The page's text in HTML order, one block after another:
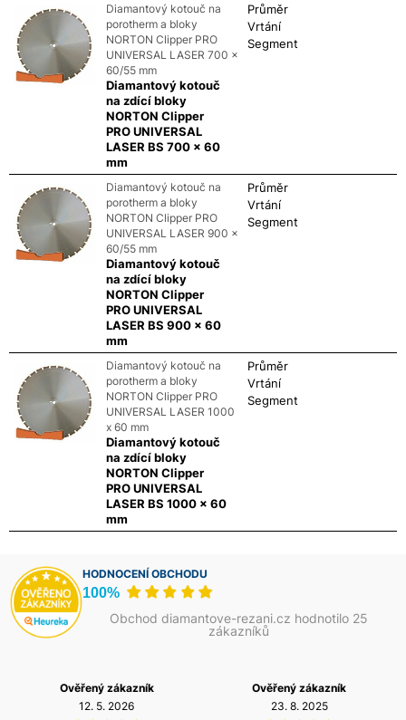
Diamantový kotouč na
porotherm a bloky
NORTON Clipper PRO
UNIVERSAL LASER 700 x
60/55 mm
Diamantový kotouč
na zdící bloky
NORTON Clipper
PRO UNIVERSAL
LASER BS 700 x 60
mm
Průměr
Vrtání
Segment
Diamantový kotouč na
porotherm a bloky
NORTON Clipper PRO
UNIVERSAL LASER 900 x
60/55 mm
Diamantový kotouč
na zdící bloky
NORTON Clipper
PRO UNIVERSAL
LASER BS 900 x 60
mm
Průměr
Vrtání
Segment
Diamantový kotouč na
porotherm a bloky
NORTON Clipper PRO
UNIVERSAL LASER 1000
x 60 mm
Diamantový kotouč
na zdící bloky
NORTON Clipper
PRO UNIVERSAL
LASER BS 1000 x 60
mm
Průměr
Vrtání
Segment
HODNOCENÍ OBCHODU
100%
Obchod diamantove-rezani.cz hodnotilo 25
zákazníků
Ověřený zákazník
12. 5. 2026
Ověřený zákazník
23. 8. 2025